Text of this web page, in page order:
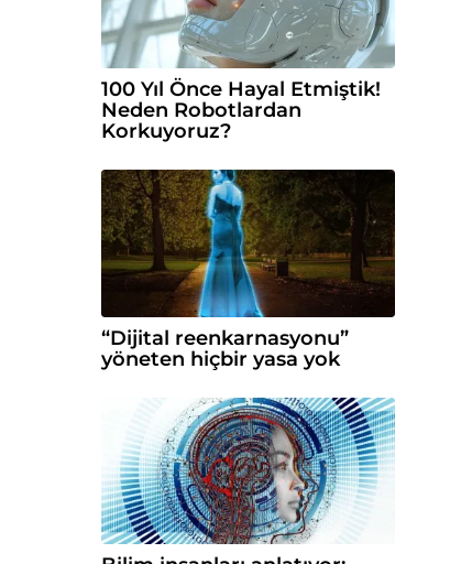
100 Yıl Önce Hayal Etmiştik!
Neden Robotlardan
Korkuyoruz?
“Dijital reenkarnasyonu”
yöneten hiçbir yasa yok